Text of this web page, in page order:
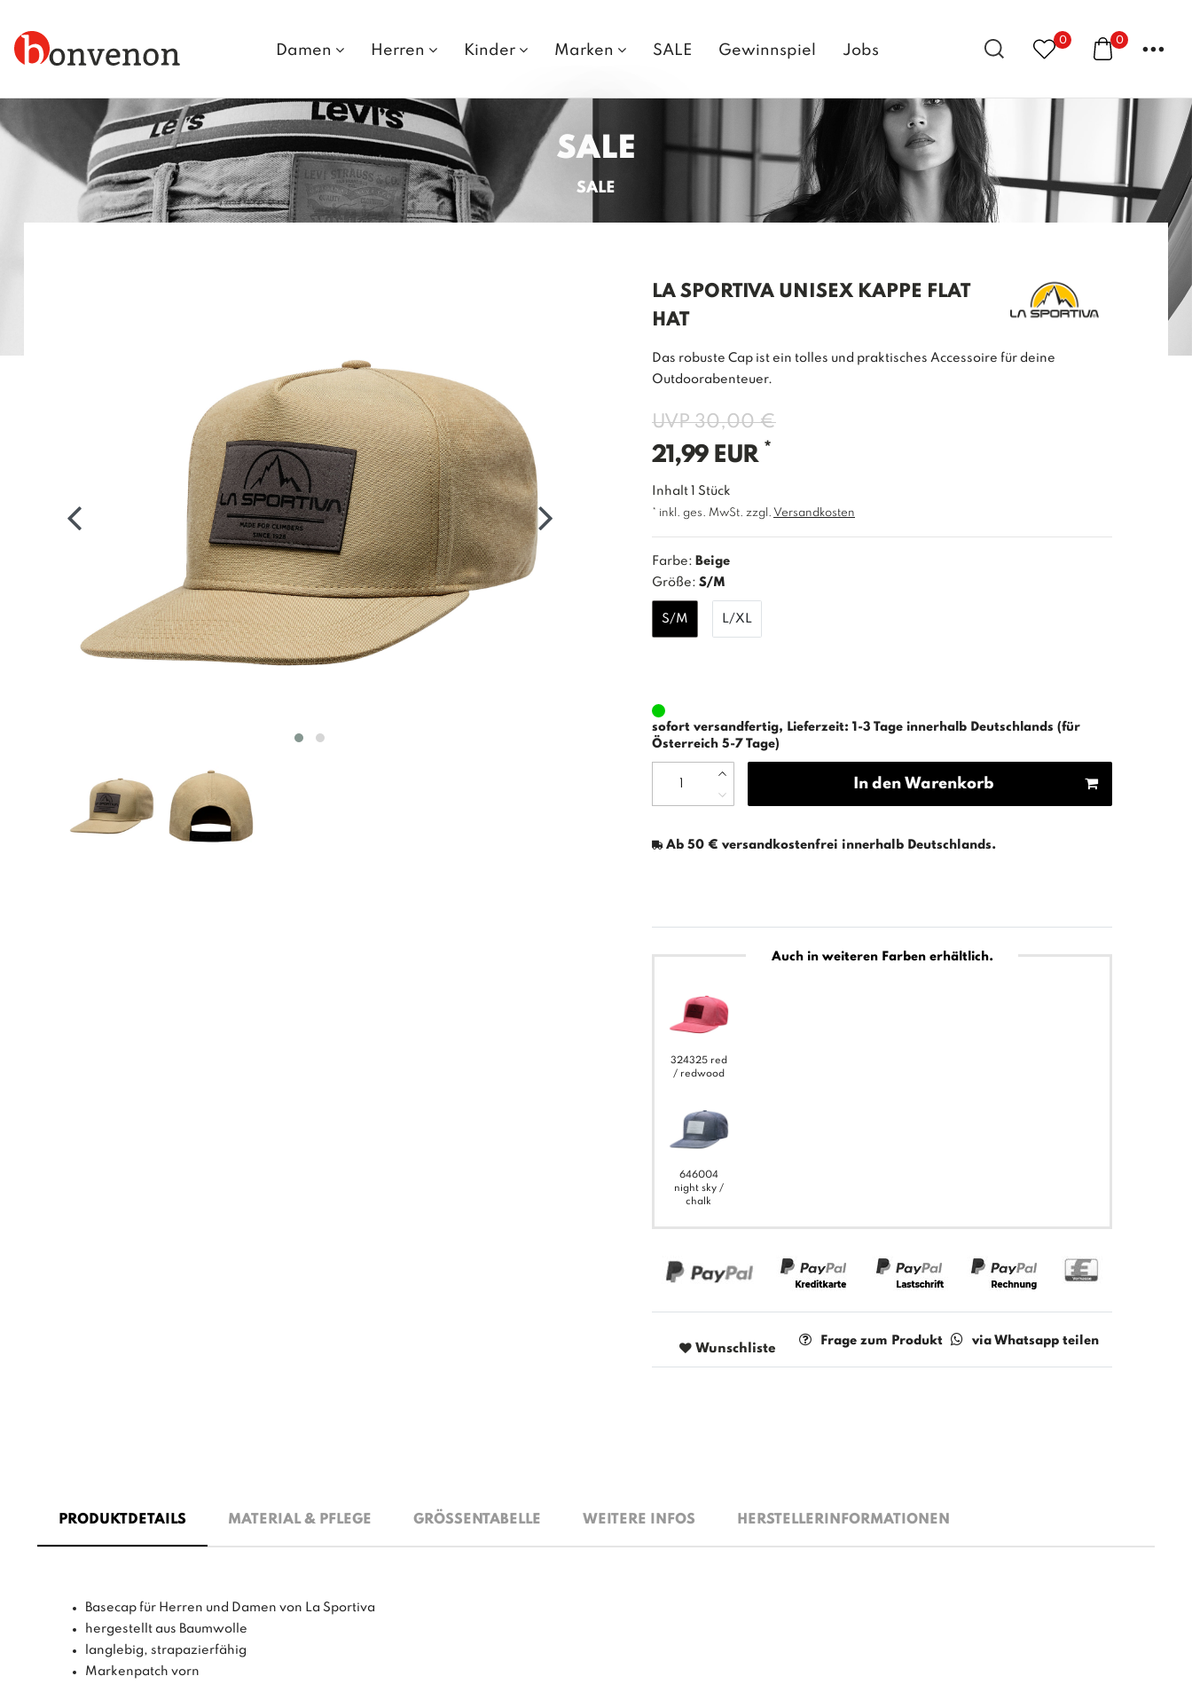
Damen Herren Kinder Marken SALE Gewinnspiel Jobs
0 0 ...
SALE
SALE
LA SPORTIVA UNISEX KAPPE FLAT
HAT
Das robuste Cap ist ein tolles und praktisches Accessoire für deine
Outdoorabenteuer.
UVP 30,00 €
21,99 EUR *
Inhalt Stück
* inkl. ges. MwSt. zzgl. Versandkosten
Farbe: Beige
Größe: S/M
S/M L/XL
sofort versandfertig, Lieferzeit: 1-3 Tage innerhalb Deutschlands (für
Österreich 5-7 Tage)
In den Warenkorb
Ab 50 € versandkostenfrei innerhalb Deutschlands.
Auch in weiteren Farben erhältlich.
324325 red
/ redwood
646004
night sky /
chalk
Wunschliste
Frage zum Produkt via Whatsapp teilen
PRODUKTDETAILS MATERIAL & PFLEGE GRÖSSENTABELLE WEITERE INFOS HERSTELLERINFORMATIONEN
Basecap für Herren und Damen von La Sportiva
hergestellt aus Baumwolle
langlebig, strapazierfähig
Markenpatch vorn